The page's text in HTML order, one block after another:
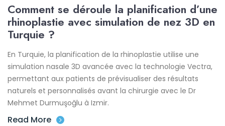
Comment se déroule la planification d’une
rhinoplastie avec simulation de nez 3D en
Turquie ?
En Turquie, la planification de la rhinoplastie utilise une
simulation nasale 3D avancée avec la technologie Vectra,
permettant aux patients de prévisualiser des résultats
naturels et personnalisés avant la chirurgie avec le Dr
Mehmet Durmuşoğlu à Izmir.
Read More